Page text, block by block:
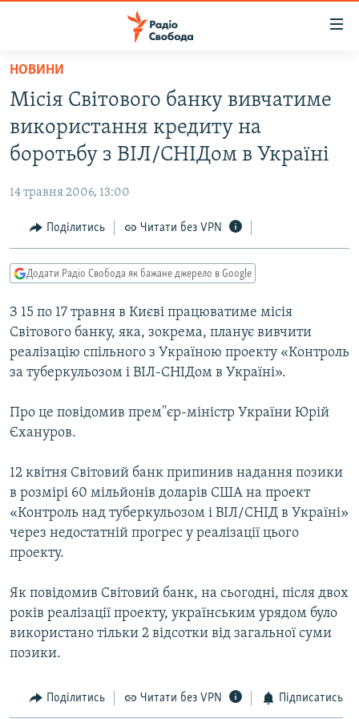
Перейти
основного
матеріалу
Перейти
до
основної
навігації
Перейти
до
пошуку
РАДІО СВОБОДА – 70 РОКІВ
СТАТТІ
ЕКОНОМІКА
СУСПІЛЬСТВО
УКРАЇНА
СВІТ
РОСІЙСЬКА «ФІЛЬТРАЦІЯ»
ДОНБАС.РЕАЛІЇ
ТИ ЯК?
СХЕМИ
КИТАЙ.ВИКЛИКИ
МУЛЬТИМЕДІА
ФОТО
СПЕЦПРОЄКТИ
КРИМ РЕАЛІЇ
УКР
НОВИНИ
Місія Світового банку вивчатиме
використання кредиту на
боротьбу з ВІЛ/СНІДом в Україні
14 травня 2006, 13:00
Поділитись Читати без VPN
Додати Радіо Свобода як бажане джерело в Google
З 15 по 17 травня в Києві працюватиме місія
Світового банку, яка, зокрема, планує вивчити
реалізацію спільного з Україною проекту «Контроль
за туберкульозом і ВІЛ-СНІДом в Україні».
Про це повідомив прем''єр-міністр України Юрій
Єхануров.
12 квітня Світовий банк припинив надання позики
в розмірі 60 мільйонів доларів США на проект
«Контроль над туберкульозом і ВІЛ/СНІД в Україні»
через недостатній прогрес у реалізації цього
проекту.
Як повідомив Світовий банк, на сьогодні, після двох
років реалізації проекту, українським урядом було
використано тільки 2 відсотки від загальної суми
позики.
Поділитись Читати без VPN Підписатись